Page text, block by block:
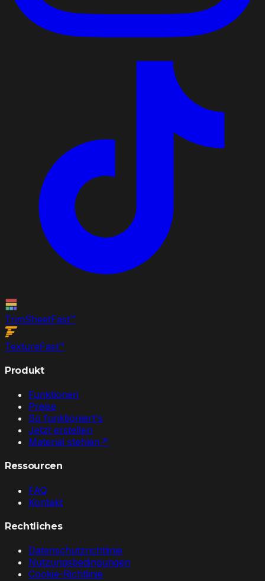
TrimSheetFast™
TextureFast™
Produkt
Funktionen
Preise
So funktioniert's
Jetzt erstellen
Material stehlen ↗
Ressourcen
FAQ
Kontakt
Rechtliches
Datenschutzrichtlinie
Nutzungsbedingungen
Cookie-Richtlinie